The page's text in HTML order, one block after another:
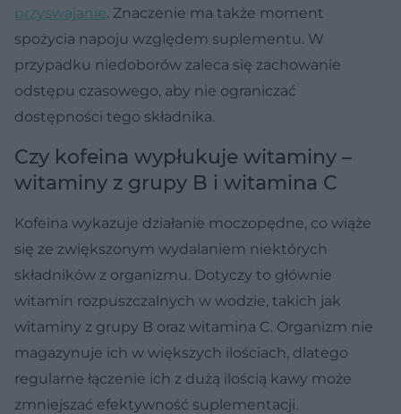
przyswajanie. Znaczenie ma także moment
spożycia napoju względem suplementu. W
przypadku niedoborów zaleca się zachowanie
odstępu czasowego, aby nie ograniczać
dostępności tego składnika.
Czy kofeina wypłukuje witaminy –
witaminy z grupy B i witamina C
Kofeina wykazuje działanie moczopędne, co wiąże
się ze zwiększonym wydalaniem niektórych
składników z organizmu. Dotyczy to głównie
witamin rozpuszczalnych w wodzie, takich jak
witaminy z grupy B oraz witamina C. Organizm nie
magazynuje ich w większych ilościach, dlatego
regularne łączenie ich z dużą ilością kawy może
zmniejszać efektywność suplementacji.